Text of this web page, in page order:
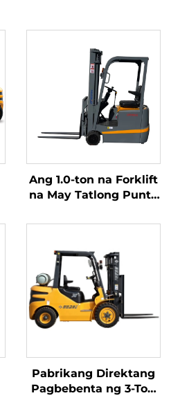
Ang 1.0-ton na Forklift
na May Tatlong Punto
Battery at May
na Ginawa sa Tsina ay
may Makatwirang
Presyo
Pabrikang Direktang
Pagbebenta ng 3-Ton